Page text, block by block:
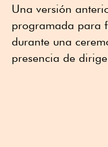
Una versión
programada para
durante una
presencia de